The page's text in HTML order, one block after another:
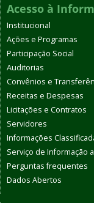
Acesso à
Institucional
Ações e Programas
Participação Social
Auditorias
Convênios e
Receitas e Despesas
Licitações e Contratos
Servidores
Informações
Serviço de Informação
Perguntas frequentes
Dados Abertos